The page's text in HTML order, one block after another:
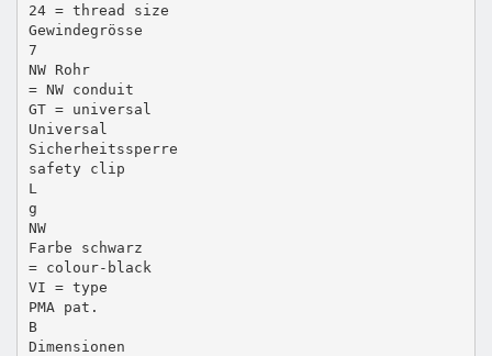
24 = thread size
Gewindegrösse
7
NW Rohr
= NW conduit
GT = universal
Universal
Sicherheitssperre
safety clip
L
g
NW
Farbe schwarz
= colour-black
VI = type
PMA pat.
B
Dimensionen